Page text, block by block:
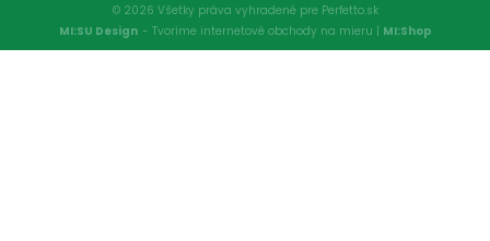
© 2026 Všetky práva vyhradené pre Perfetto.sk
MI:SU Design - Tvoríme internetové obchody na mieru | MI:Shop